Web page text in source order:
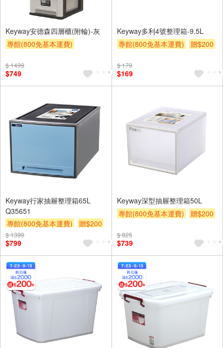
Keyway安德森四層櫃(附輪)-灰
專館(800免基本運費)
贈$200
$ 1499
$749
Keyway多利4號整理箱-9.5L
專館(800免基本運費)
贈$200
$ 179
$169
Keyway行家抽屜整理箱65L
Q35651
專館(800免基本運費)
贈$200
$ 1399
$799
Keyway深型抽屜整理箱50L
專館(800免基本運費)
贈$200
$ 825
$739